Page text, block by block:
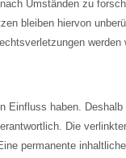
Umständen zu
bleiben hiervon
haben.
Die
permanente